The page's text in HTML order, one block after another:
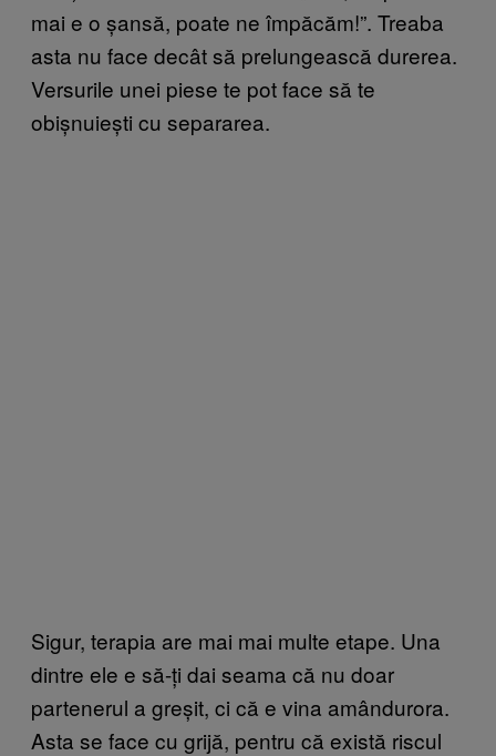
mai e o șansă, poate ne împăcăm!”. Treaba
asta nu face decât să prelungească durerea.
Versurile unei piese te pot face să te
obișnuiești cu separarea.
Sigur, terapia are mai mai multe etape. Una
dintre ele e să-ți dai seama că nu doar
partenerul a greșit, ci că e vina amândurora.
Asta se face cu grijă, pentru că există riscul